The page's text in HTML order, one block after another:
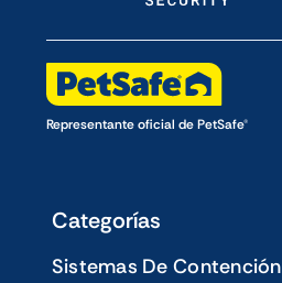
Representante oficial de PetSafe®
Categorías
Sistemas De Contención